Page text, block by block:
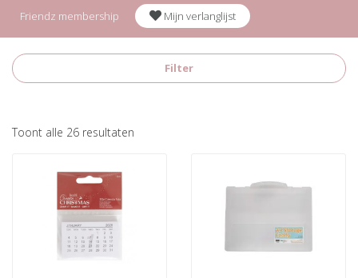
Friendz membership Mijn verlanglijst
Filter
Toont alle 26 resultaten